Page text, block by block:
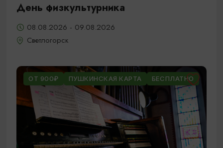
День физкультурника
08.08.2026 - 09.08.2026
Светлогорск
ОТ 900₽ ПУШКИНСКАЯ КАРТА БЕСПЛАТНО